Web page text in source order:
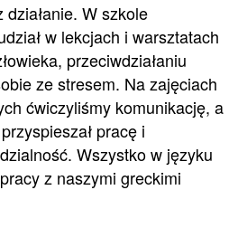
W szkole
w lekcjach i warsztatach
przeciwdziałaniu
ze stresem. Na zajęciach
ćwiczyliśmy komunikację, a
pracę i
Wszystko w języku
z naszymi greckimi